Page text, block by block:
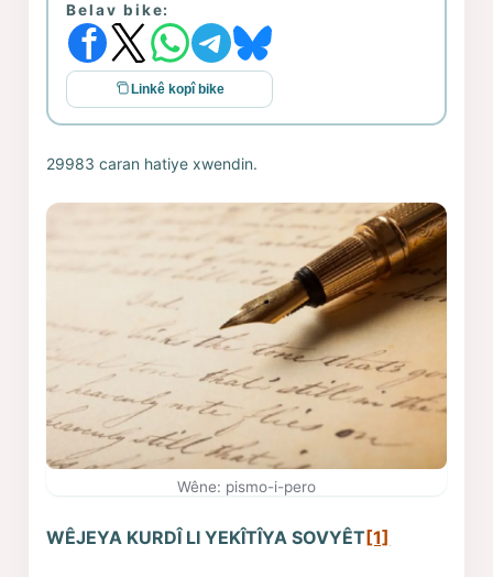
Belav bike:
Linkê kopî bike
29983 caran hatiye xwendin.
Wêne: pismo-i-pero
WÊJEYA KURDÎ LI YEKÎTÎYA SOVYÊT[1]